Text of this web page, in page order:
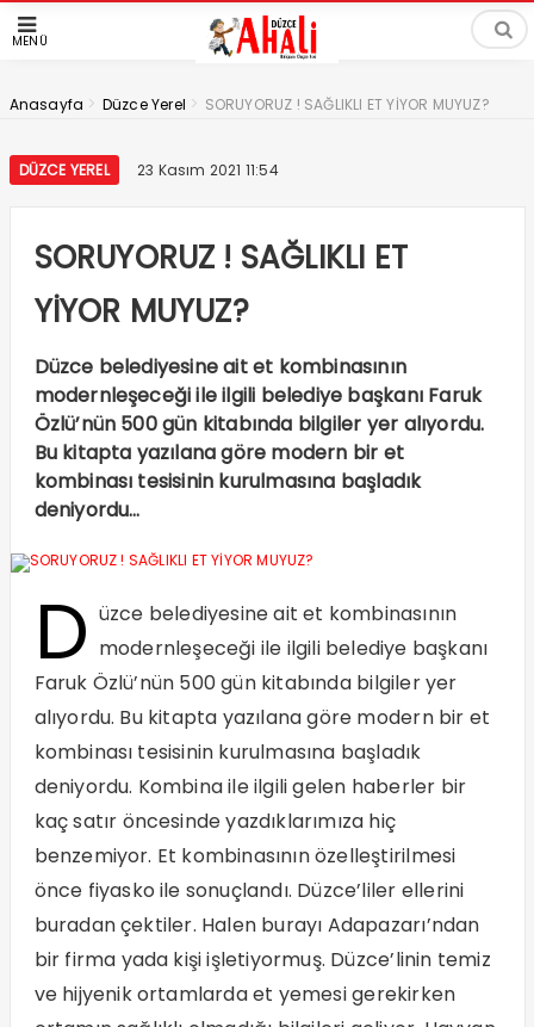
MENÜ
Anasayfa > Düzce Yerel > SORUYORUZ ! SAĞLIKLI ET YİYOR MUYUZ?
DÜZCE YEREL 23 Kasım 2021 11:54
SORUYORUZ ! SAĞLIKLI ET
YİYOR MUYUZ?
Düzce belediyesine ait et kombinasının
modernleşeceği ile ilgili belediye başkanı Faruk
Özlü’nün 500 gün kitabında bilgiler yer alıyordu.
Bu kitapta yazılana göre modern bir et
kombinası tesisinin kurulmasına başladık
deniyordu…
D üzce belediyesine ait et kombinasının
modernleşeceği ile ilgili belediye başkanı
Faruk Özlü’nün 500 gün kitabında bilgiler yer
alıyordu. Bu kitapta yazılana göre modern bir et
kombinası tesisinin kurulmasına başladık
deniyordu. Kombina ile ilgili gelen haberler bir
kaç satır öncesinde yazdıklarımıza hiç
benzemiyor. Et kombinasının özelleştirilmesi
önce fiyasko ile sonuçlandı. Düzce’liler ellerini
buradan çektiler. Halen burayı Adapazarı’ndan
bir firma yada kişi işletiyormuş. Düzce’linin temiz
ve hijyenik ortamlarda et yemesi gerekirken